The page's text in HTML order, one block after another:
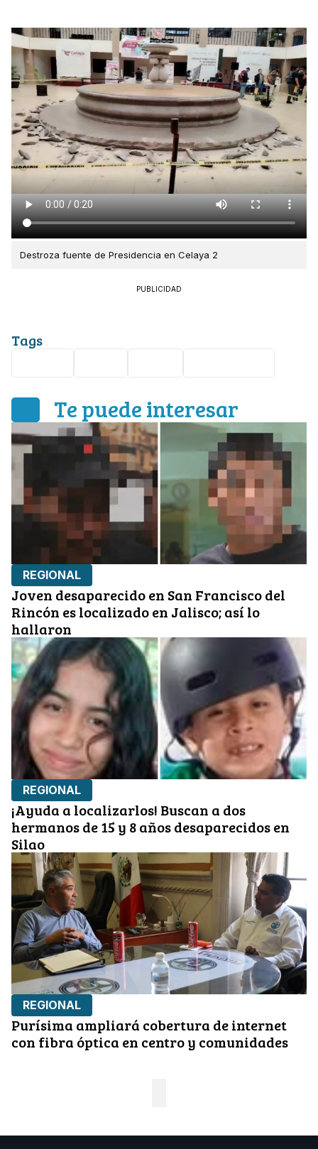
Destroza fuente de Presidencia en Celaya 2
PUBLICIDAD
Tags
Te puede interesar
REGIONAL
Joven desaparecido en San Francisco del
Rincón es localizado en Jalisco; así lo
hallaron
REGIONAL
¡Ayuda a localizarlos! Buscan a dos
hermanos de 15 y 8 años desaparecidos en
Silao
REGIONAL
Purísima ampliará cobertura de internet
con fibra óptica en centro y comunidades